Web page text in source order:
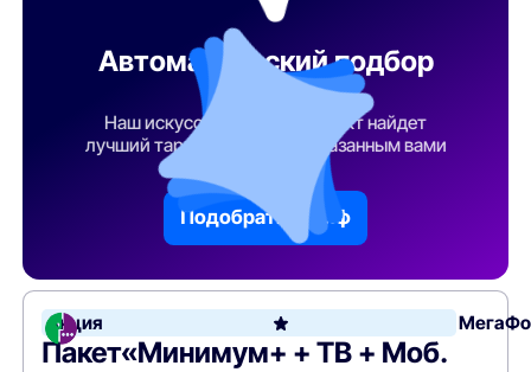
Автоматический подбор
тарифа
Наш искусственный интеллект найдет
лучший тарифный план по указанным вами
Подобрать тариф
Акция
Пакет«Минимум+ + ТВ + Моб.